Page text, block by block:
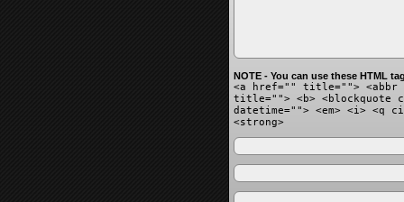
NOTE - You can use these HTML
<a href="" title=""> <abbr
title=""> <b> <blockquote
datetime=""> <em> <i> <q
<strong>